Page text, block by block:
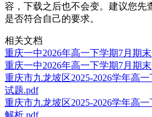
容，下载之后也不会变。建议您先
是否符合自己的要求。
相关文档
重庆一中2026年高一下学期7月期
重庆一中2026年高一下学期7月期
重庆市九龙坡区2025-2026学年高
试题.pdf
重庆市九龙坡区2025-2026学年高
解析.pdf